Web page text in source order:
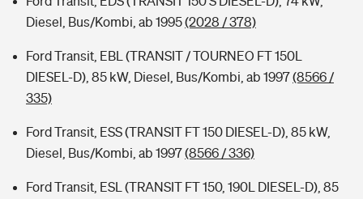
Diesel, Bus/Kombi, ab 1995(2028 / 378)
Ford Transit, EBL (TRANSIT / TOURNEO FT 150L
DIESEL-D), 85 kW, Diesel, Bus/Kombi, ab 1997(8566 /
335)
Ford Transit, ESS (TRANSIT FT 150 DIESEL-D), 85 kW,
Diesel, Bus/Kombi, ab 1997(8566 / 336)
Ford Transit, ESL (TRANSIT FT 150, 190L DIESEL-D), 85